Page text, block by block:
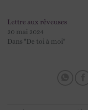
Lettre aux rêveuses
20 mai 2024
Dans "De toi à moi"